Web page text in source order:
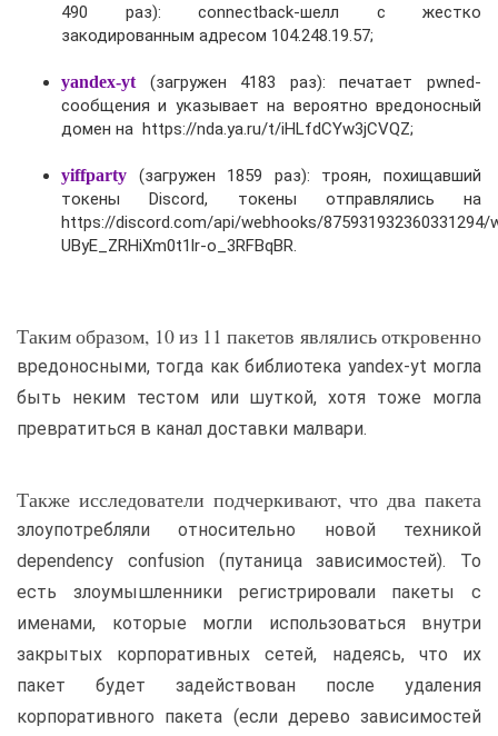
490 раз): connectback-шелл с жестко
закодированным адресом 104.248.19.57;
yandex-yt(загружен 4183 раз): печатает pwned-
сообщения и указывает на вероятно вредоносный
домен на https://nda.ya.ru/t/iHLfdCYw3jCVQZ;
yiffparty (загружен 1859 раз): троян, похищавший
токены Discord, токены отправлялись на
https://discord.com/api/webhooks/875931932360331294/
UByE_ZRHiXm0t1lr-o_3RFBqBR.
Таким образом, 10 из 11 пакетов являлись откровенно
вредоносными, тогда как библиотека yandex-yt могла
быть неким тестом или шуткой, хотя тоже могла
превратиться в канал доставки малвари.
Также исследователи подчеркивают, что два пакета
злоупотребляли относительно новой техникой
dependency confusion (путаница зависимостей). То
есть злоумышленники регистрировали пакеты с
именами, которые могли использоваться внутри
закрытых корпоративных сетей, надеясь, что их
пакет будет задействован после удаления
корпоративного пакета (если дерево зависимостей